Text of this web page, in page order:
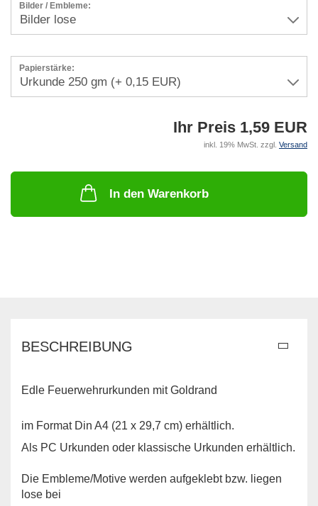
Bilder / Embleme:
Papierstärke:
Ihr Preis 1,59 EUR
inkl. 19% MwSt. zzgl. Versand
In den Warenkorb
BESCHREIBUNG
Edle Feuerwehrurkunden mit Goldrand
im Format Din A4 (21 x 29,7 cm) erhältlich.
Als PC Urkunden oder klassische Urkunden erhältlich.
Die Embleme/Motive werden aufgeklebt bzw. liegen
lose bei